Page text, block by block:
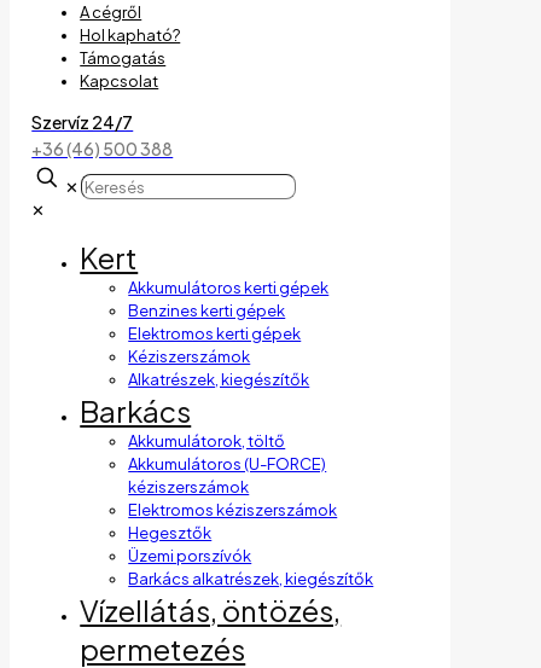
A cégről
Hol kapható?
Támogatás
Kapcsolat
Szervíz 24/7
+36 (46) 500 388
✕
✕
Kert
Akkumulátoros kerti gépek
Benzines kerti gépek
Elektromos kerti gépek
Kéziszerszámok
Alkatrészek, kiegészítők
Barkács
Akkumulátorok, töltő
Akkumulátoros (U-FORCE)
kéziszerszámok
Elektromos kéziszerszámok
Hegesztők
Üzemi porszívók
Barkács alkatrészek, kiegészítők
Vízellátás, öntözés,
permetezés